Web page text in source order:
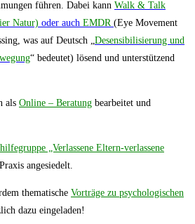
führen. Dabei kann Walk & Talk
Natur) oder auch EMDR (Eye Movement
was auf Deutsch „ Desensibilisierung und
“ bedeutet) lösend und unterstützend
als Online – Beratung bearbeitet und
„Verlassene Eltern-verlassene
angesiedelt.
thematische Vorträge zu psychologischen
dazu eingeladen!